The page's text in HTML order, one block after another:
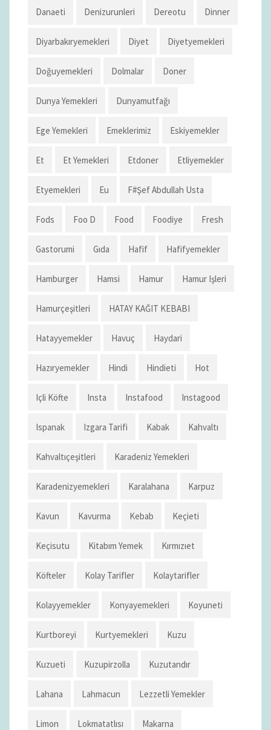
Danaeti Denizurunleri Dereotu Dinner
Diyarbakıryemekleri Diyet Diyetyemekleri
Doğuyemekleri Dolmalar Doner
Dunya Yemekleri Dunyamutfağı
Ege Yemekleri Emeklerimiz Eskiyemekler
Et Et Yemekleri Etdoner Etliyemekler
Etyemekleri Eu F#şef Abdullah Usta
Fods Foo D Food Foodiye Fresh
Gastorumi Gıda Hafif Hafifyemekler
Hamburger Hamsi Hamur Hamur Işleri
Hamurçeşitleri HATAY KAĞIT KEBABI
Hatayyemekler Havuç Haydari
Hazıryemekler Hindi Hindieti Hot
Içli Köfte Insta Instafood Instagood
Ispanak Izgara Tarifi Kabak Kahvaltı
Kahvaltıçeşitleri Karadeniz Yemekleri
Karadenizyemekleri Karalahana Karpuz
Kavun Kavurma Kebab Keçieti
Keçisutu Kitabım Yemek Kırmızıet
Köfteler Kolay Tarifler Kolaytarifler
Kolayyemekler Konyayemekleri Koyuneti
Kurtboreyi Kurtyemekleri Kuzu
Kuzueti Kuzupirzolla Kuzutandır
Lahana Lahmacun Lezzetli Yemekler
Limon Lokmatatlısı Makarna